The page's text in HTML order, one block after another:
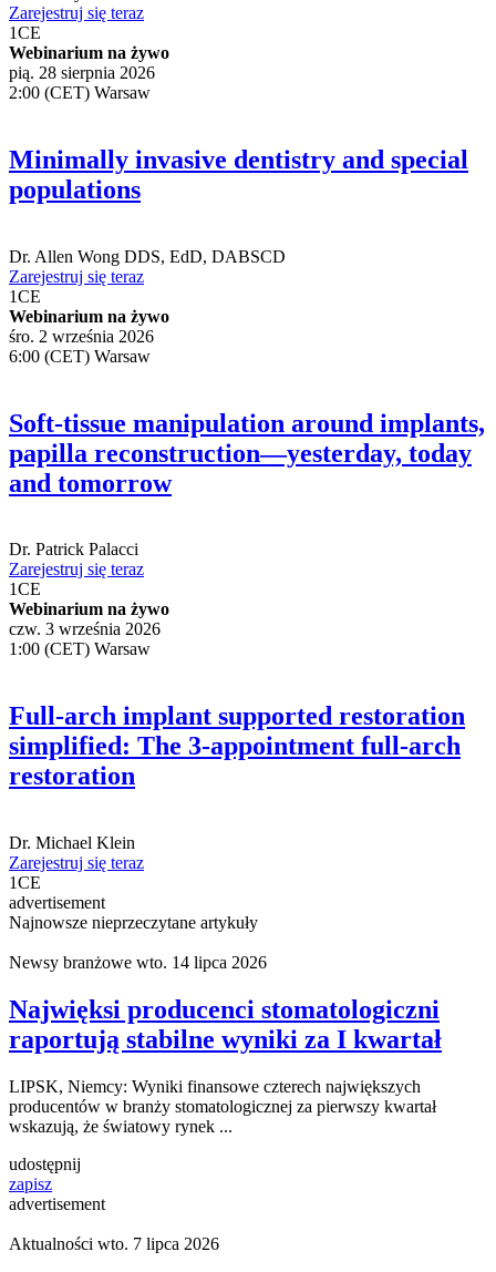
Zarejestruj się teraz
1CE
Webinarium na żywo
pią. 28 sierpnia 2026
2:00 (CET) Warsaw
Minimally invasive dentistry and special
populations
Dr. Allen Wong DDS, EdD, DABSCD
Zarejestruj się teraz
1CE
Webinarium na żywo
śro. 2 września 2026
6:00 (CET) Warsaw
Soft-tissue manipulation around implants,
papilla reconstruction—yesterday, today
and tomorrow
Dr. Patrick Palacci
Zarejestruj się teraz
1CE
Webinarium na żywo
czw. 3 września 2026
1:00 (CET) Warsaw
Full-arch implant supported restoration
simplified: The 3-appointment full-arch
restoration
Dr. Michael Klein
Zarejestruj się teraz
1CE
advertisement
Najnowsze nieprzeczytane artykuły
Newsy branżowe wto. 14 lipca 2026
Najwięksi producenci stomatologiczni
raportują stabilne wyniki za I kwartał
LIPSK, Niemcy: Wyniki finansowe czterech największych
producentów w branży stomatologicznej za pierwszy kwartał
wskazują, że światowy rynek ...
udostępnij
zapisz
advertisement
Aktualności wto. 7 lipca 2026